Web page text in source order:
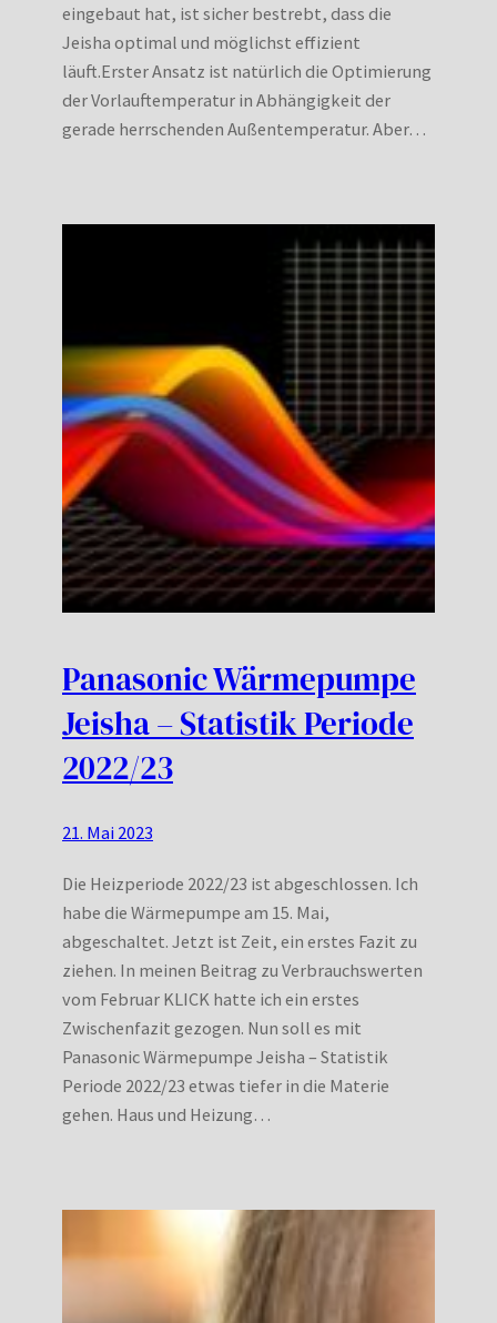
eingebaut hat, ist sicher bestrebt, dass die
Jeisha optimal und möglichst effizient
läuft.Erster Ansatz ist natürlich die Optimierung
der Vorlauftemperatur in Abhängigkeit der
gerade herrschenden Außentemperatur. Aber…
Panasonic Wärmepumpe
Jeisha – Statistik Periode
2022/23
21. Mai 2023
Die Heizperiode 2022/23 ist abgeschlossen. Ich
habe die Wärmepumpe am 15. Mai,
abgeschaltet. Jetzt ist Zeit, ein erstes Fazit zu
ziehen. In meinen Beitrag zu Verbrauchswerten
vom Februar KLICK hatte ich ein erstes
Zwischenfazit gezogen. Nun soll es mit
Panasonic Wärmepumpe Jeisha – Statistik
Periode 2022/23 etwas tiefer in die Materie
gehen. Haus und Heizung…